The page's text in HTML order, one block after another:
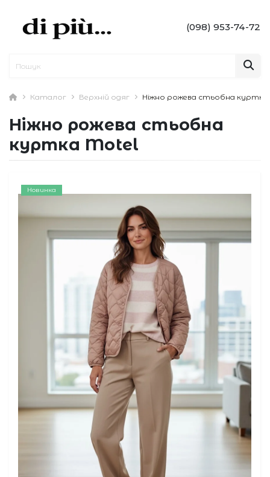
(098) 953-74-72
Каталог Верхній одяг Ніжно рожева стьобна
Ніжно рожева стьобна
куртка Motel
Новинка